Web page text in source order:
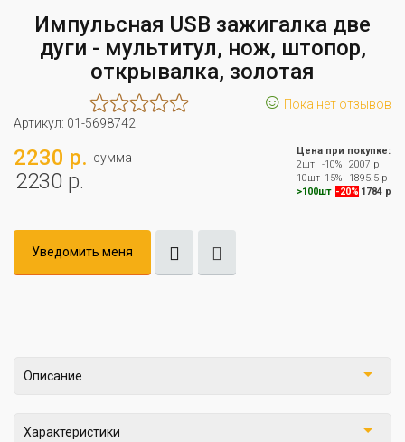
Импульсная USB зажигалка две
дуги - мультитул, нож, штопор,
открывалка, золотая
☺ Пока нет отзывов
Артикул: 01-5698742
2230 р. сумма
2230 р.
Цена при покупке:
2шт
-10%
2007 р
10шт-15%
1895.5 р
>100шт -20% 1784 р
Уведомить меня
Описание
Характеристики